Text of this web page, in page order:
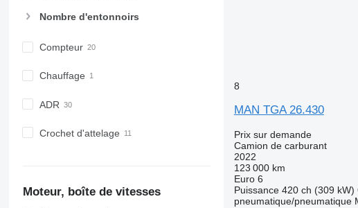
Nombre d'entonnoirs
Compteur
Chauffage
ADR
Crochet d'attelage
Moteur, boîte de vitesses
8
MAN TGA 26.430
Prix sur demande
Camion de carburant
2022
123 000 km
Euro 6
Puissance 420 ch (309 kW)
pneumatique/pneumatique